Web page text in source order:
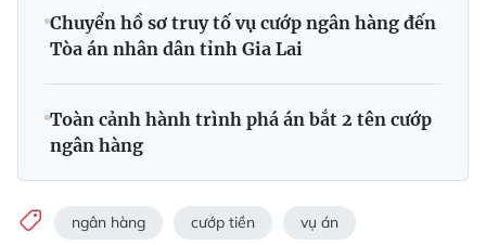
Chuyển hồ sơ truy tố vụ cướp ngân hàng đến
Tòa án nhân dân tỉnh Gia Lai
Toàn cảnh hành trình phá án bắt 2 tên cướp
ngân hàng
ngân hàng cướp tiền vụ án